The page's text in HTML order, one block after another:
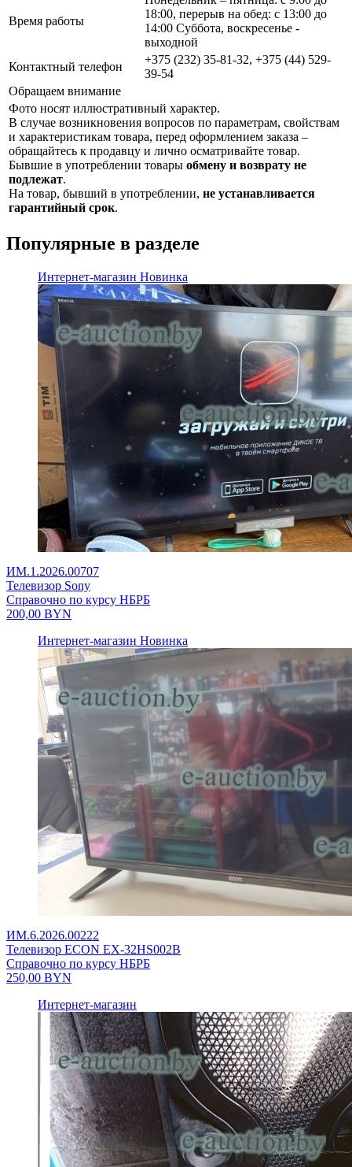
Время работы
18:00, перерыв на обед: с 13:00 до
14:00 Суббота, воскресенье -
выходной
Контактный телефон
+375 (232) 35-81-32, +375 (44) 529-
39-54
Обращаем внимание
Фото носят иллюстративный характер.
В случае возникновения вопросов по параметрам, свойствам
и характеристикам товара, перед оформлением заказа –
обращайтесь к продавцу и лично осматривайте товар.
Бывшие в употреблении товары обмену и возврату не
подлежат.
На товар, бывший в употреблении, не устанавливается
гарантийный срок.
Популярные в разделе
Интернет-магазин Новинка
ИМ.1.2026.00707
Телевизор Sony
Справочно по курсу НБРБ
200,00 BYN
Интернет-магазин Новинка
ИМ.6.2026.00222
Телевизор ECON EX-32HS002B
Справочно по курсу НБРБ
250,00 BYN
Интернет-магазин